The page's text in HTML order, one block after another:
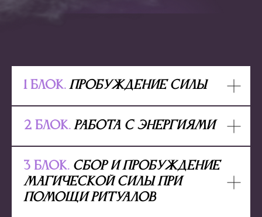
1 блок. Пробуждение силы
2 блок. Работа с энергиями
3 блок. Сбор и пробуждение
магической силы при
помощи ритуалов